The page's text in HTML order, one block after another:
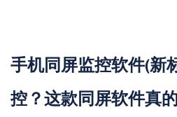
手机同屏监控软件(新
控？这款同屏软件真